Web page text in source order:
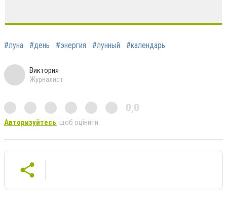
#луна #день #энергия #лунный #календарь
Виктория
Журналист
0,0
Авторизуйтесь, щоб оцінити